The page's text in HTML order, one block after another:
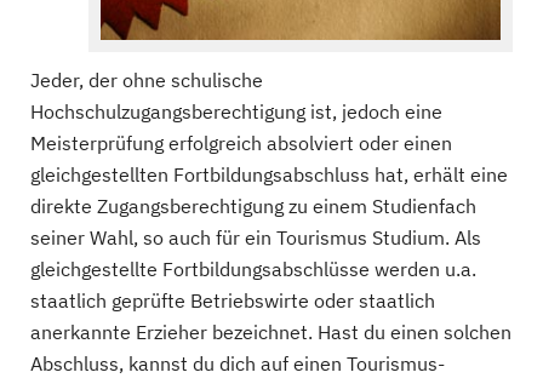
Jeder, der ohne schulische
Hochschulzugangsberechtigung ist, jedoch eine
Meisterprüfung erfolgreich absolviert oder einen
gleichgestellten Fortbildungsabschluss hat, erhält eine
direkte Zugangsberechtigung zu einem Studienfach
seiner Wahl, so auch für ein Tourismus Studium. Als
gleichgestellte Fortbildungsabschlüsse werden u.a.
staatlich geprüfte Betriebswirte oder staatlich
anerkannte Erzieher bezeichnet. Hast du einen solchen
Abschluss, kannst du dich auf einen Tourismus-